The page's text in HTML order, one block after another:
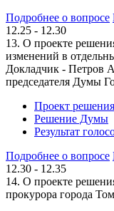
Подробнее о вопросе
12.25 - 12.30
13. О проекте
изменений в
Докладчик - Петров
председателя Думы
Проект решения
Решение Думы
Результат
Подробнее о вопросе
12.30 - 12.35
14. О проекте
прокурора города